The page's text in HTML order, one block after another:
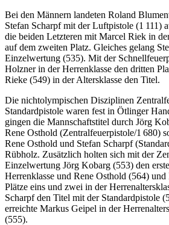
Bei den Männern landeten Roland
Stefan Scharpf mit der Luftpistole (1 111)
die beiden Letzteren mit Marcel Riek in
auf dem zweiten Platz. Gleiches gelang
Einzelwertung (535). Mit der
Holzner in der Herrenklasse den dritten
Rieke (549) in der Altersklasse den Titel.
Die nichtolympischen Disziplinen
Standardpistole waren fest in Ötlinger
gingen die Mannschaftstitel durch Jörg
Rene Osthold (Zentralfeuerpistole/1 680)
Rene Osthold und Stefan Scharpf
Rübholz. Zusätzlich holten sich mit der
Einzelwertung Jörg Kobarg (553) den
Herrenklasse und Rene Osthold (564)
Plätze eins und zwei in der
Scharpf den Titel mit der Standardpistole
erreichte Markus Geipel in der
(555).